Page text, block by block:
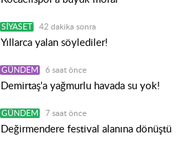
SIYASET 42 dakika sonra
Yıllarca yalan söylediler!
GÜNDEM 6 saat önce
Demirtaş'a yağmurlu havada su yok!
GÜNDEM 7 saat önce
Değirmendere festival alanına dönüştü